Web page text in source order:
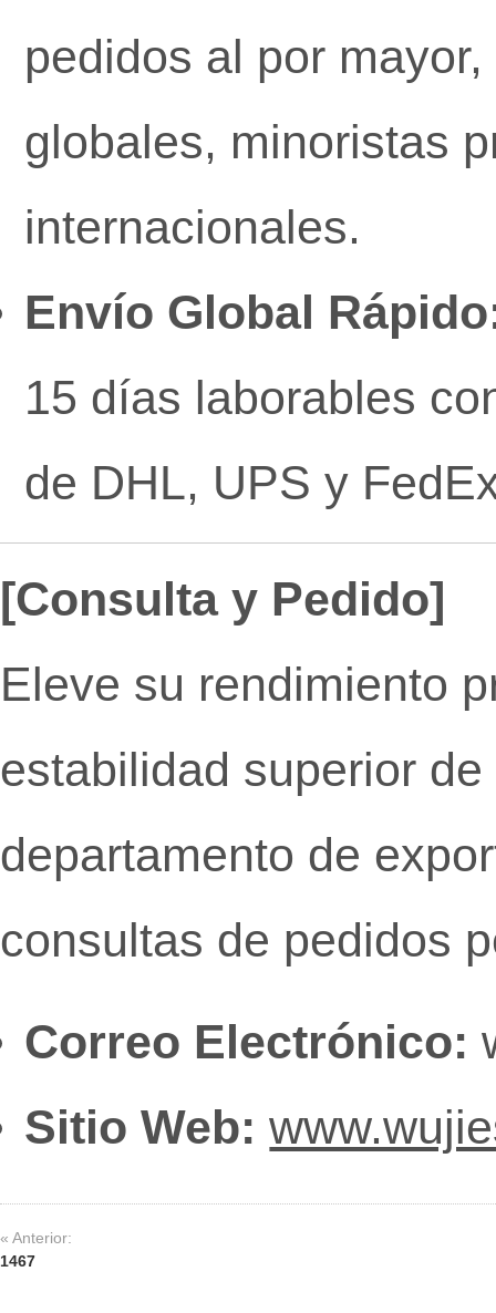
pedidos al por
globales, minoristas
internacionales.
Envío Global
15 días laborables
de DHL, UPS y
[Consulta y Pedido]
Eleve su rendimiento
estabilidad superior
departamento de
consultas de pedidos
Correo Electrónico:
Sitio Web:
« Anterior:
1467